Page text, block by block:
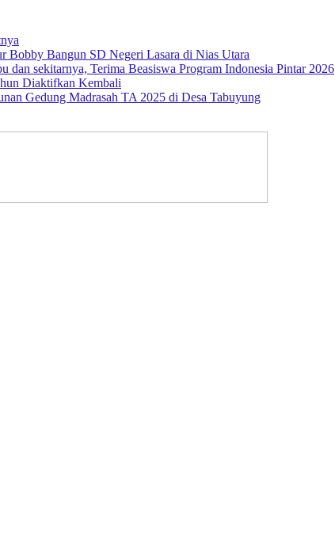
Bobby Bangun SD Negeri Lasara di Nias Utara
sekitarnya, Terima Beasiswa Program Indonesia Pintar 2026
Diaktifkan Kembali
Gedung Madrasah TA 2025 di Desa Tabuyung